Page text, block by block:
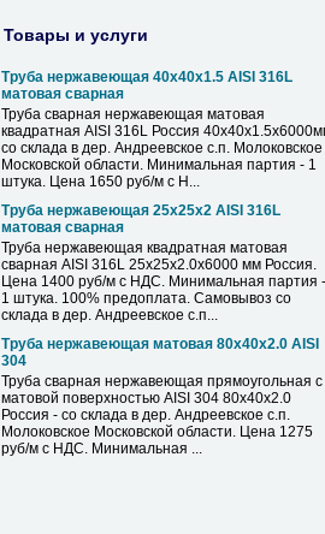
Товары и услуги
Труба нержавеющая 40х40х1.5 AISI 316L
матовая сварная
Труба сварная нержавеющая матовая
квадратная AISI 316L Россия
со склада в дер. Андреевское с.п. Молоковское
Московской области. Минимальная партия - 1
штука. Цена 1650 руб/м с Н...
Труба нержавеющая 25х25х2 AISI 316L
матовая сварная
Труба нержавеющая квадратная матовая
сварная AISI 316L 25х25х2.0х6000 мм Россия.
Цена 1400 руб/м с НДС. Минимальная партия -
1 штука. 100% предоплата. Самовывоз со
склада в дер. Андреевское с.п...
Труба нержавеющая матовая 80х40х2.0 AISI
304
Труба сварная нержавеющая прямоугольная с
матовой поверхностью AISI 304 80х40х2.0
Россия - со склада в дер. Андреевское с.п.
Молоковское Московской области. Цена 1275
руб/м с НДС. Минимальная ...